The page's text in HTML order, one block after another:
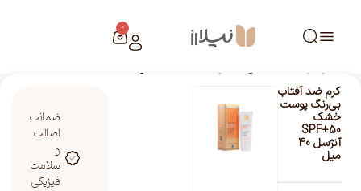
0
فروشگاه نیلارز
کرم ضد آفتاب بی‌رنگ پوست خشک SPF+50 آنژسل 40 میل
کرم ضد آفتاب
بی‌رنگ پوست
خشک
SPF+50
آنژسل 40
میل
ضمانت
اصالت
و
سلامت
فیزیکی